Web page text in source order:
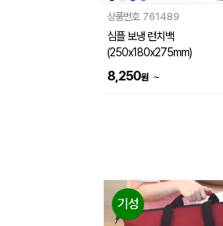
상품번호 761489
심플 보냉 런치백
(250x180x275mm)
8,250원 ~
기성